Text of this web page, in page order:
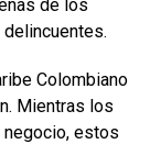
de los
Colombiano
Mientras los
negocio, estos